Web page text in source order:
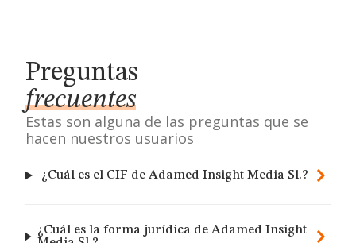
Preguntas
frecuentes
Estas son alguna de las preguntas que se
hacen nuestros usuarios
¿Cuál es el CIF de Adamed Insight Media Sl.?
¿Cuál es la forma jurídica de Adamed Insight